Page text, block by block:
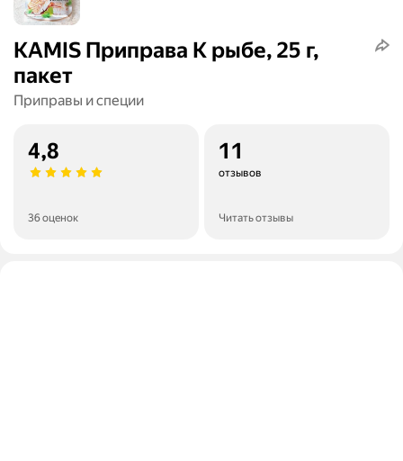
KAMIS Приправа К рыбе, 25 г,
пакет
Приправы и специи
4,8
36 оценок
11
отзывов
Читать отзывы